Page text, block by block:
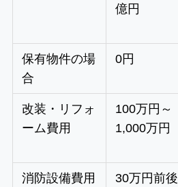
億円
保有物件の場
合
0円
改装・リフォ
ーム費用
100万円～
1,000万円
消防設備費用 30万円前後